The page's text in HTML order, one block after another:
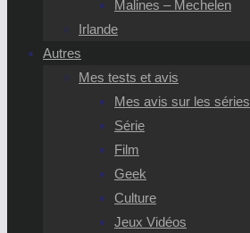
Malines – Mechelen
Irlande
Autres
Mes tests et avis
Mes avis sur les séries
Série
Film
Geek
Culture
Jeux Vidéos